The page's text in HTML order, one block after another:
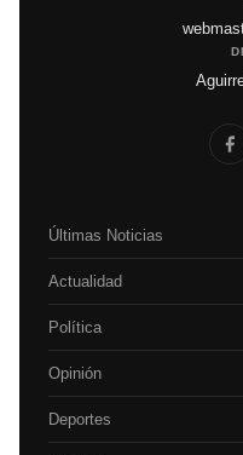
Últimas Noticias
Actualidad
Política
Opinión
Deportes